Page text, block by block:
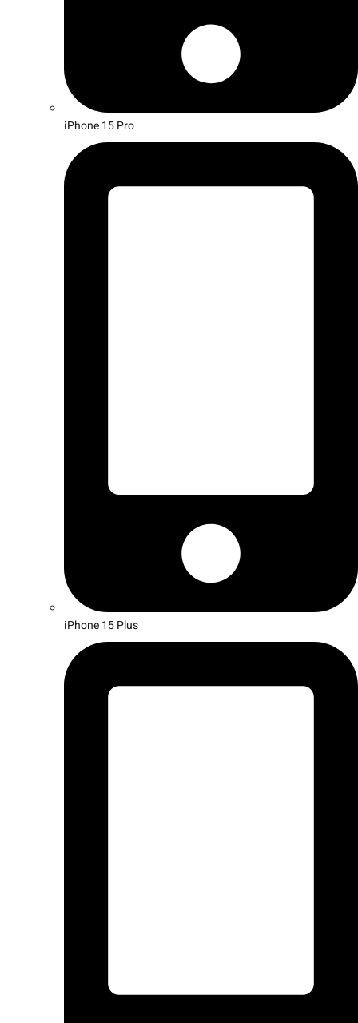
iPhone 15 Pro
iPhone 15 Plus